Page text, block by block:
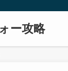
ー攻略